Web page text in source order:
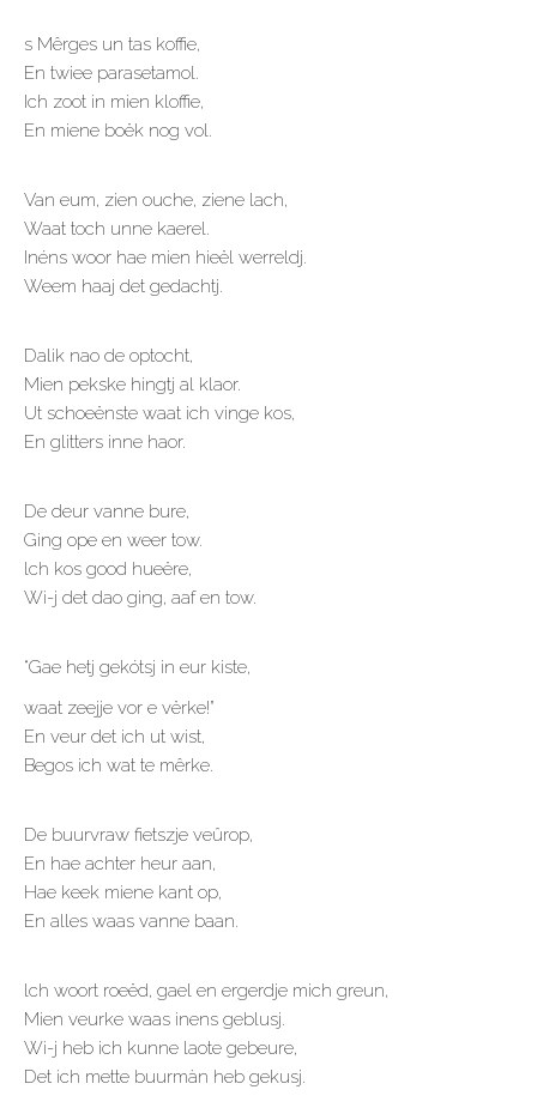
s Mêrges un tas koffie,
En twiee parasetamol.
Ich zoot in mien kloffie,
En miene boëk nog vol.
Van eum, zien ouche, ziene lach,
Waat toch unne kaerel.
Inéns woor hae mien hieël werreldj.
Weem haaj det gedachtj.
Dalik nao de optocht,
Mien pekske hingtj al klaor.
Ut schoeënste waat ich vinge kos,
En glitters inne haor.
De deur vanne bure,
Ging ope en weer tow.
lch kos good hueëre,
Wi-j det dao ging, aaf en tow.
“Gae hetj gekótsj in eur kiste,
waat zeejje vor e vërke!”
En veur det ich ut wist,
Begos ich wat te mêrke.
De buurvraw fietszje veûrop,
En hae achter heur aan,
Hae keek miene kant op,
En alles waas vanne baan.
lch woort roeëd, gael en ergerdje mich greun,
Mien veurke waas inens geblusj.
Wi-j heb ich kunne laote gebeure,
Det ich mette buurmàn heb gekusj.